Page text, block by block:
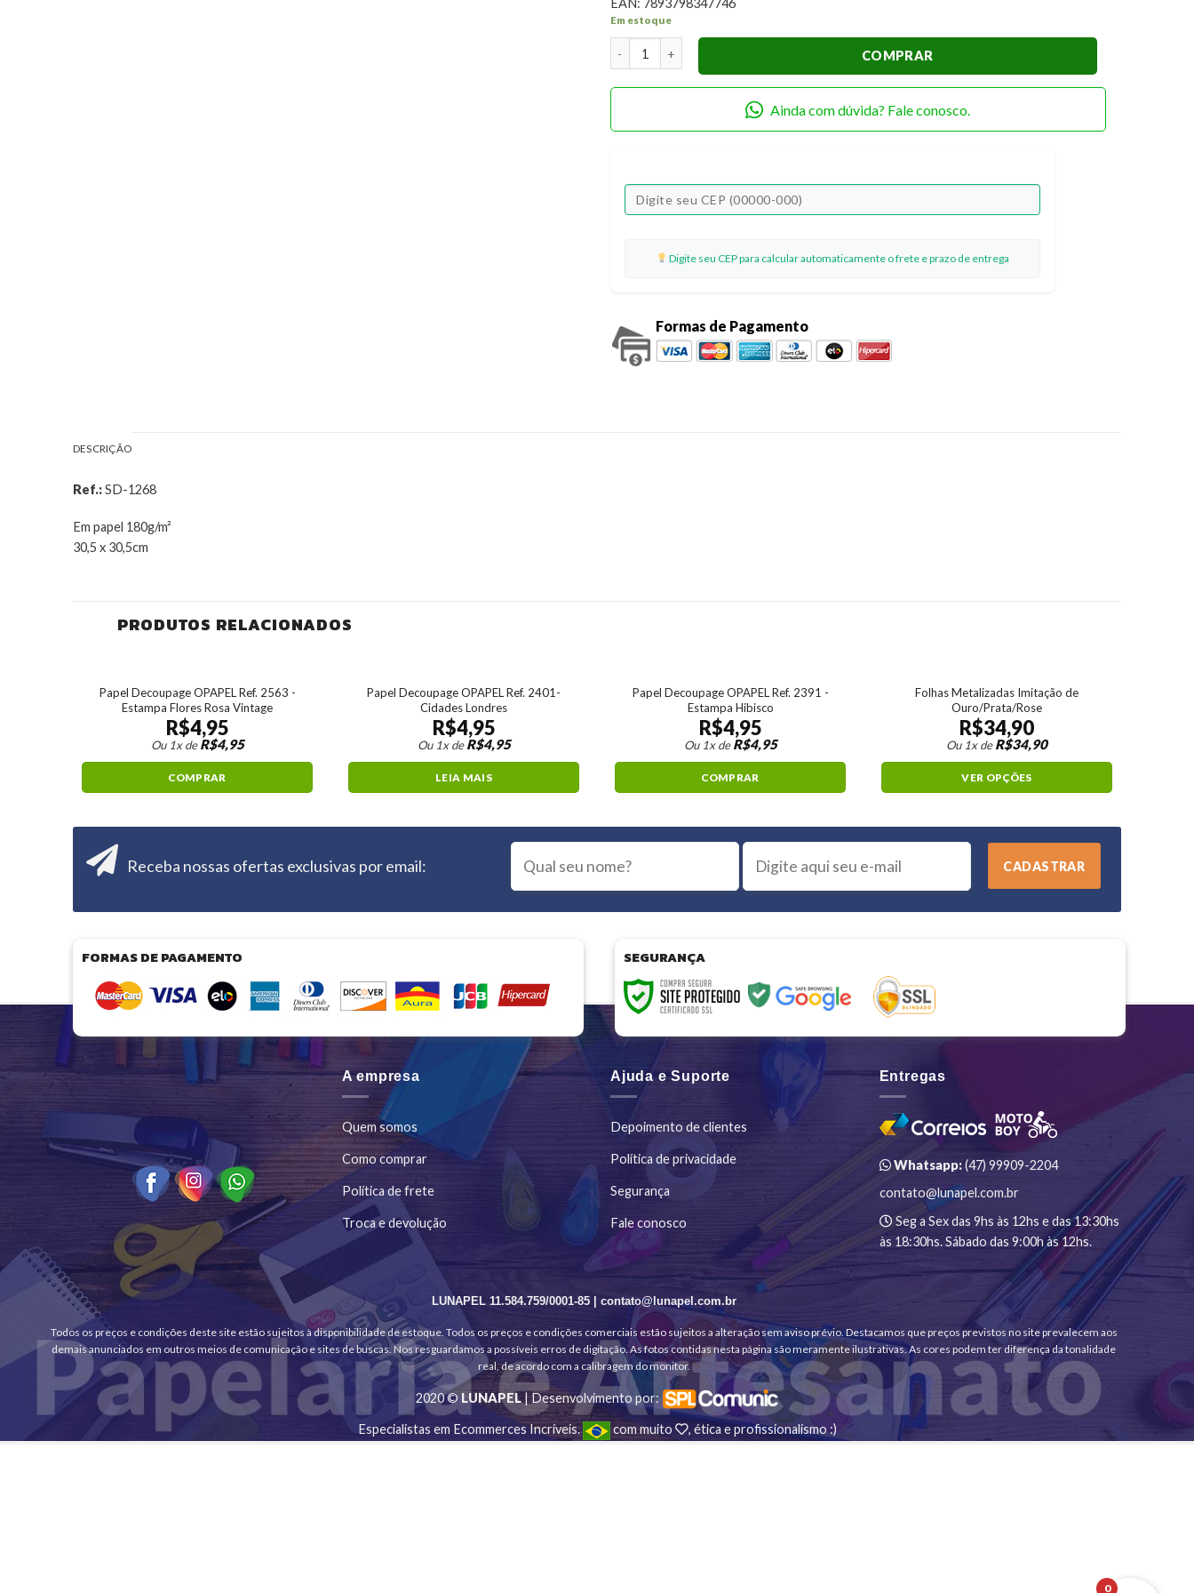
EAN: 7893798347746
Em estoque
Papel para Scrapbook Dupla Face - Coleção Amor Que Faz Voar SD-1268- Recortes quantidade
COMPRAR
Ainda com dúvida? Fale conosco.
Digite seu CEP para calcular automaticamente o frete e prazo de entrega
Formas de Pagamento
DESCRIÇÃO
Ref.:SD-1268
Em papel 180g/m²
30,5 x 30,5cm
PRODUTOS RELACIONADOS
Papel Decoupage OPAPEL Ref. 2563 -
Estampa Flores Rosa Vintage
R$4,95
Ou 1x deR$4,95
COMPRAR
Papel Decoupage OPAPEL Ref. 2401-
Cidades Londres
R$4,95
Ou 1x deR$4,95
LEIA MAIS
Papel Decoupage OPAPEL Ref. 2391 -
Estampa Hibisco
R$4,95
Ou 1x deR$4,95
COMPRAR
Folhas Metalizadas Imitação de
Ouro/Prata/Rose
R$34,90
Ou 1x deR$34,90
VER OPÇÕES
Receba nossas ofertas exclusivas por email:
FORMAS DE PAGAMENTO SEGURANÇA
A empresa
Quem somos
Como comprar
Política de frete
Troca e devolução
Ajuda e Suporte
Depoimento de clientes
Política de privacidade
Segurança
Fale conosco
Entregas
Whatsapp:(47) 99909-2204
contato@lunapel.com.br
Seg a Sex das 9hs às 12hs e das 13:30hs
às 18:30hs. Sábado das 9:00h às 12hs.
LUNAPEL 11.584.759/0001-85 | contato@lunapel.com.br
Todos os preços e condições deste site estão sujeitos à disponibilidade de estoque. Todos os preços e condições comerciais estão sujeitos a alteração sem aviso prévio. Destacamos que preços previstos no site prevalecem aos
demais anunciados em outros meios de comunicação e sites de buscas. Nos resguardamos a possíveis erros de digitação. As fotos contidas nesta página são meramente ilustrativas. As cores podem ter diferença da tonalidade
real, de acordo com a calibragem do monitor.
2020 © LUNAPEL | Desenvolvimento por:
Especialistas em Ecommerces Incríveis. com muito , ética e profissionalismo :)
0